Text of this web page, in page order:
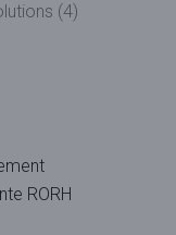
(4)
RORH